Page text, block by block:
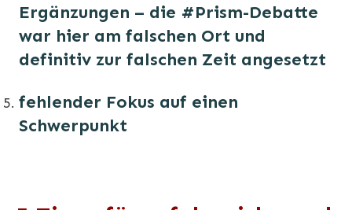
Ergänzungen – die #Prism-Debatte
war hier am falschen Ort und
definitiv zur falschen Zeit angesetzt
fehlender Fokus auf einen
Schwerpunkt